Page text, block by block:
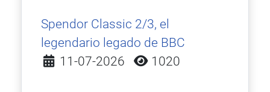
Spendor Classic 2/3, el
legendario legado de BBC
Detalles
11-07-2026 1020